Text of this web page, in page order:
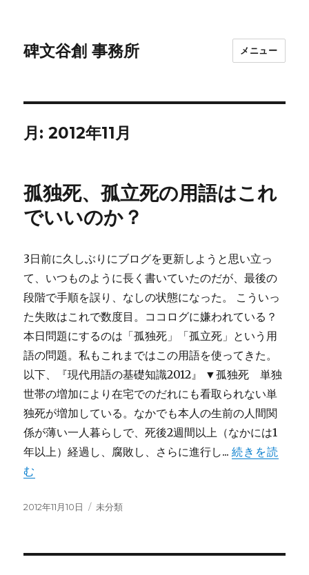
碑文谷創 事務所 メニュー
月:2012年11月
孤独死、孤立死の用語はこれ
でいいのか？
3日前に久しぶりにブログを更新しようと思い立っ
て、いつものように長く書いていたのだが、最後の
段階で手順を誤り、なしの状態になった。 こういっ
た失敗はこれで数度目。ココログに嫌われている？
本日問題にするのは「孤独死」「孤立死」という用
語の問題。私もこれまではこの用語を使ってきた。
以下、『現代用語の基礎知識2012』 ▼孤独死 単独
世帯の増加により在宅でのだれにも看取られない単
独死が増加している。なかでも本人の生前の人間関
係が薄い一人暮らしで、死後2週間以上（なかには1
年以上）経過し、腐敗し、さらに進行し...続きを読
む
投
2012年11月10日
カ
未分類